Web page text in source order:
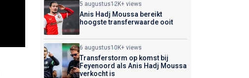
5 augustus12K+ views
Anis Hadj Moussa bereikt
hoogste transferwaarde ooit
6 augustus10K+ views
Transferstorm op komst bij
Feyenoord als Anis Hadj Moussa
verkocht is